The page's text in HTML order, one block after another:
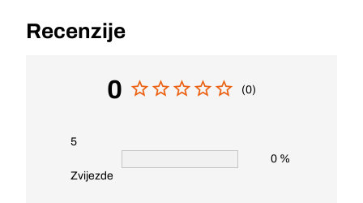
Recenzije
0 (0)
5
Zvijezde
0 %